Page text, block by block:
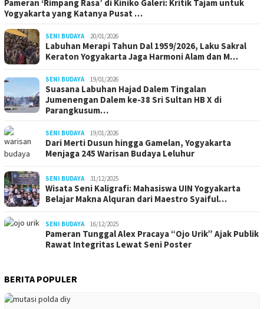
Pameran ‘Rimpang Rasa’ di Kiniko Galeri: Kritik Tajam untuk
Yogyakarta yang Katanya Pusat …
SENI BUDAYA 20/01/2026
Labuhan Merapi Tahun Dal 1959/2026, Laku Sakral
Keraton Yogyakarta Jaga Harmoni Alam dan M…
SENI BUDAYA 19/01/2026
Suasana Labuhan Hajad Dalem Tingalan
Jumenengan Dalem ke-38 Sri Sultan HB X di
Parangkusum…
SENI BUDAYA 19/01/2026
Dari Merti Dusun hingga Gamelan, Yogyakarta
Menjaga 245 Warisan Budaya Leluhur
SENI BUDAYA 31/12/2025
Wisata Seni Kaligrafi: Mahasiswa UIN Yogyakarta
Belajar Makna Alquran dari Maestro Syaiful…
SENI BUDAYA 16/12/2025
Pameran Tunggal Alex Pracaya “Ojo Urik” Ajak Publik
Rawat Integritas Lewat Seni Poster
BERITA POPULER